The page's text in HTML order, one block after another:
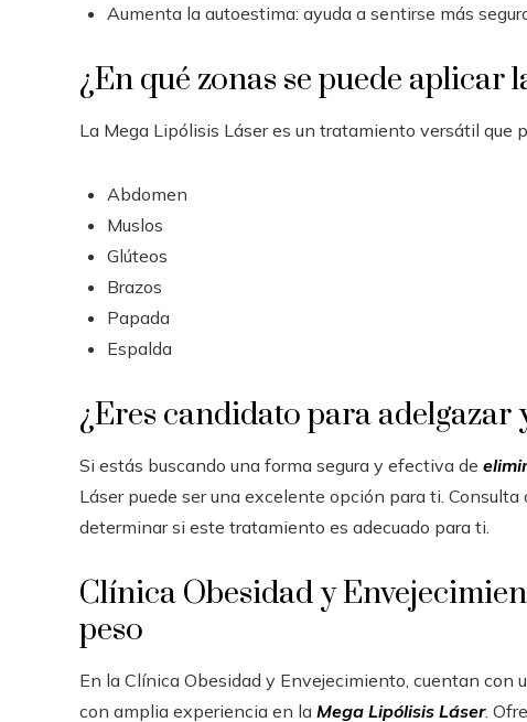
Aumenta la autoestima: ayuda a sentirse más
¿En qué zonas se puede aplicar
La Mega Lipólisis Láser es un tratamiento versátil que
Abdomen
Muslos
Glúteos
Brazos
Papada
Espalda
¿Eres candidato para adelgazar
Si estás buscando una forma segura y efectiva de
Láser puede ser una excelente opción para ti.
determinar si este tratamiento es adecuado para ti.
Clínica Obesidad y
peso
En la Clínica Obesidad y Envejecimiento, cuentan
con amplia experiencia en la Mega Lipólisis Láser.